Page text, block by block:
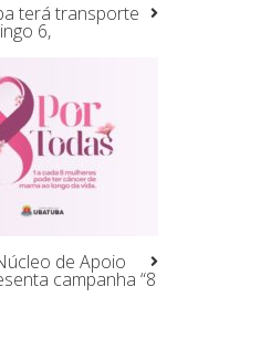
terá transporte
6,
de Apoio
campanha “8